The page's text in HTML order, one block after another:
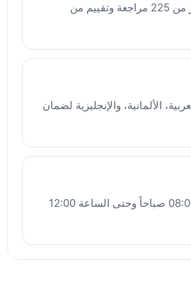
تحظى العيادة بتقييم متميز يبلغ 4.5 من أصل 5 نجوم بناءً على أكثر من 225 مراجعة وتقييم من
الألمانية، والإنجليزية لضمان
تفتح العيادة أبوابها يوم الجمعة للفترة الصباحية فقط من الساعة 08:00 صباحاً وحتى الساعة 12:00